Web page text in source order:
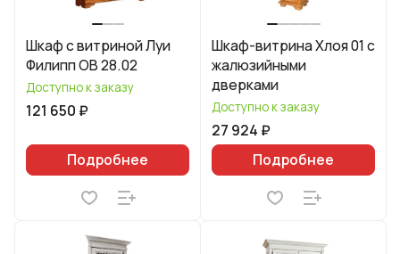
Шкаф с витриной Луи
Филипп ОВ 28.02
Доступно к заказу
121 650 ₽
Подробнее
Шкаф-витрина Хлоя 01 с
жалюзийными
дверками
Доступно к заказу
27 924 ₽
Подробнее